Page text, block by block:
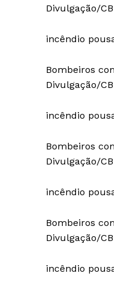
Divulgação/
incêndio
Bombeiros
Divulgação/
incêndio
Bombeiros
Divulgação/
incêndio
Bombeiros
Divulgação/
incêndio